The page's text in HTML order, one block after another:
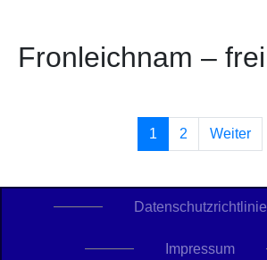
Fronleichnam – frei
1 2 Weiter
Datenschutzrichtlinie
Impressum